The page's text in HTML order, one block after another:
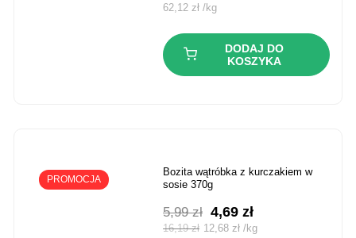
62,12 zł /kg
DODAJ DO
KOSZYKA
PROMOCJA
bozita wątróbka z kurczakiem w
sosie 370g
5,99zł Pierwotna
cena
4,69złAktualna
cena
16,19zł 12,68 zł /kg